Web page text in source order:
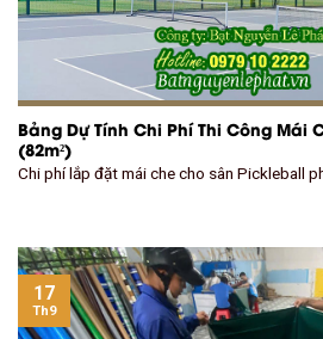
Bảng Dự Tính Chi Phí Thi Công Mái
(82m²)
Chi phí lắp đặt mái che cho sân Pickleball
17
Th9